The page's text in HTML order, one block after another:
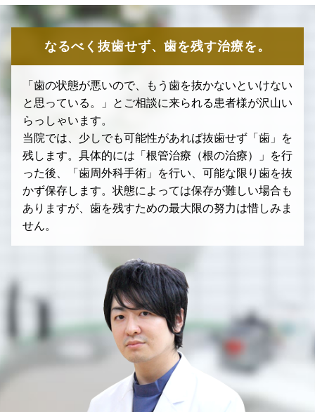
なるべく抜歯せず、歯を残す治療を。
「歯の状態が悪いので、もう歯を抜かないといけない
と思っている。」とご相談に来られる患者様が沢山い
らっしゃいます。
当院では、少しでも可能性があれば抜歯せず「歯」を
残します。 具体的には「根管治療（根の治療）」を行
った後、「歯周外科手術」を行い、可能な限り歯を抜
かず保存します。 状態によっては保存が難しい場合も
ありますが、歯を残すための最大限の努力は惜しみま
せん。